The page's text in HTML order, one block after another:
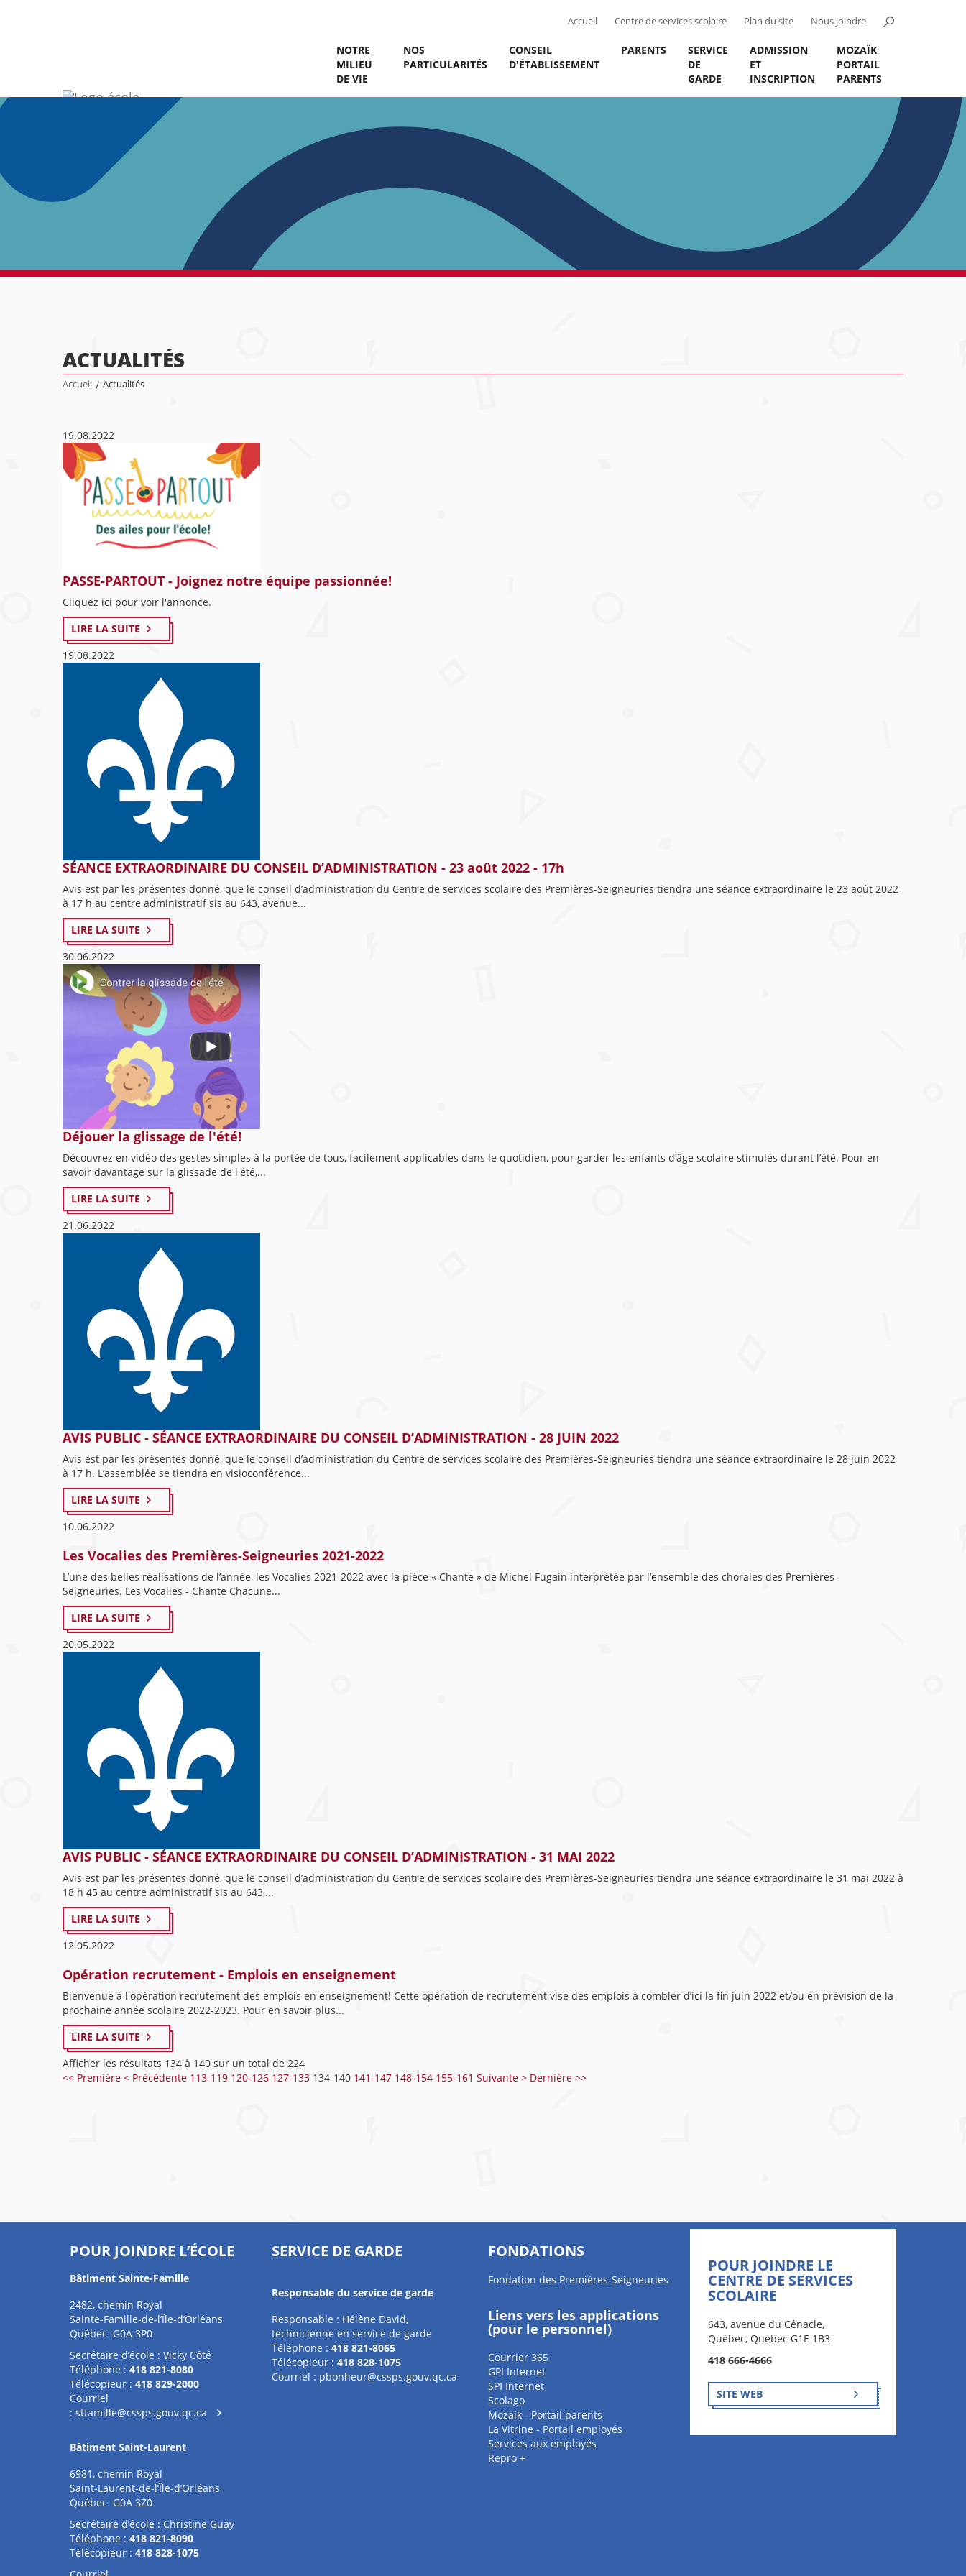
Accueil Centre de services scolaire Plan du site Nous joindre
NOTRE
MILIEU
DE VIE
NOS
PARTICULARITÉS
CONSEIL
D'ÉTABLISSEMENT
PARENTS
SERVICE
DE
GARDE
ADMISSION
ET
INSCRIPTION
MOZAÏK
PORTAIL
PARENTS
ACTUALITÉS
Accueil / Actualités
19.08.2022
PASSE-PARTOUT - Joignez notre équipe passionnée!
Cliquez ici pour voir l'annonce.
LIRE LA SUITE
19.08.2022
SÉANCE EXTRAORDINAIRE DU CONSEIL D’ADMINISTRATION - 23 août 2022 - 17h
Avis est par les présentes donné, que le conseil d’administration du Centre de services scolaire des Premières-Seigneuries tiendra une séance extraordinaire le 23 août 2022
à 17 h au centre administratif sis au 643, avenue...
LIRE LA SUITE
30.06.2022
Déjouer la glissage de l'été!
Découvrez en vidéo des gestes simples à la portée de tous, facilement applicables dans le quotidien, pour garder les enfants d’âge scolaire stimulés durant l’été. Pour en
savoir davantage sur la glissade de l'été,...
LIRE LA SUITE
21.06.2022
AVIS PUBLIC - SÉANCE EXTRAORDINAIRE DU CONSEIL D’ADMINISTRATION - 28 JUIN 2022
Avis est par les présentes donné, que le conseil d’administration du Centre de services scolaire des Premières-Seigneuries tiendra une séance extraordinaire le 28 juin 2022
à 17 h. L’assemblée se tiendra en visioconférence...
LIRE LA SUITE
10.06.2022
Les Vocalies des Premières-Seigneuries 2021-2022
L’une des belles réalisations de l’année, les Vocalies 2021-2022 avec la pièce « Chante » de Michel Fugain interprétée par l’ensemble des chorales des Premières-
Seigneuries. Les Vocalies - Chante Chacune...
LIRE LA SUITE
20.05.2022
AVIS PUBLIC - SÉANCE EXTRAORDINAIRE DU CONSEIL D’ADMINISTRATION - 31 MAI 2022
Avis est par les présentes donné, que le conseil d’administration du Centre de services scolaire des Premières-Seigneuries tiendra une séance extraordinaire le 31 mai 2022 à
18 h 45 au centre administratif sis au 643,...
LIRE LA SUITE
12.05.2022
Opération recrutement - Emplois en enseignement
Bienvenue à l'opération recrutement des emplois en enseignement! Cette opération de recrutement vise des emplois à combler d’ici la fin juin 2022 et/ou en prévision de la
prochaine année scolaire 2022-2023. Pour en savoir plus...
LIRE LA SUITE
Afficher les résultats 134 à 140 sur un total de 224
<< Première < Précédente 113-119 120-126 127-133 134-140 141-147 148-154 155-161 Suivante > Dernière >>
POUR JOINDRE L’ÉCOLE
Bâtiment Sainte-Famille
2482, chemin Royal
Sainte-Famille-de-l’Île-d’Orléans
Québec G0A 3P0
Secrétaire d’école : Vicky Côté
Téléphone : 418 821-8080
Télécopieur : 418 829-2000
Courriel
: stfamille@cssps.gouv.qc.ca
Bâtiment Saint-Laurent
6981, chemin Royal
Saint-Laurent-de-l’Île-d’Orléans
Québec G0A 3Z0
Secrétaire d’école : Christine Guay
Téléphone : 418 821-8090
Télécopieur : 418 828-1075
SERVICE DE GARDE
Responsable du service de garde
Responsable : Hélène David,
technicienne en service de garde
Téléphone : 418 821-8065
Télécopieur : 418 828-1075
Courriel : pbonheur@cssps.gouv.qc.ca
FONDATIONS
Fondation des Premières-Seigneuries
Liens vers les applications
(pour le personnel)
Courrier 365
GPI Internet
SPI Internet
Scolago
Mozaik - Portail parents
La Vitrine - Portail employés
Services aux employés
Repro +
POUR JOINDRE LE
CENTRE DE SERVICES
SCOLAIRE
643, avenue du Cénacle,
Québec, Québec G1E 1B3
418 666-4666
SITE WEB